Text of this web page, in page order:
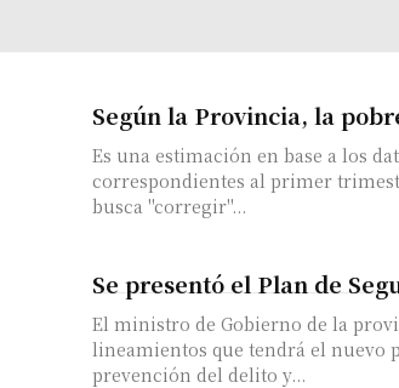
Según la Provincia, la
Es una estimación en base a los
correspondientes al primer
busca "corregir"...
Se presentó el Plan de
El ministro de Gobierno de la
lineamientos que tendrá el nuevo
prevención del delito y...